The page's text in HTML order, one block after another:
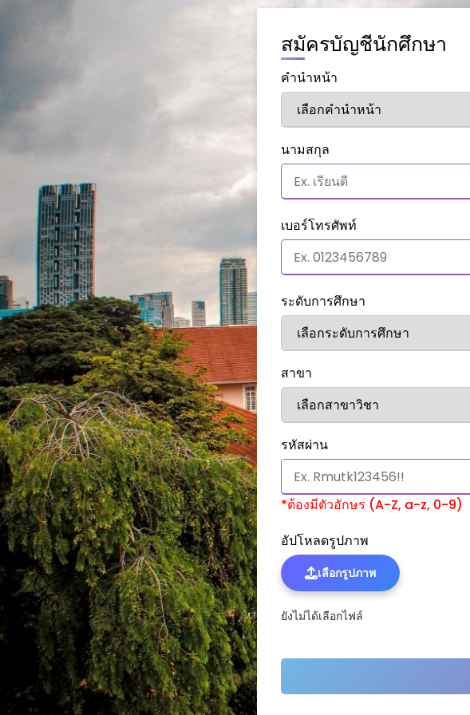
สมัครบัญชีนักศึกษา
คำนำหน้า
นามสกุล
เบอร์โทรศัพท์
ระดับการศึกษา
สาขา
รหัสผ่าน
*ต้องมีตัวอักษร (A-Z, a-z, 0-9)
อัปโหลดรูปภาพ
เลือกรูปภาพ
ยังไม่ได้เลือกไฟล์